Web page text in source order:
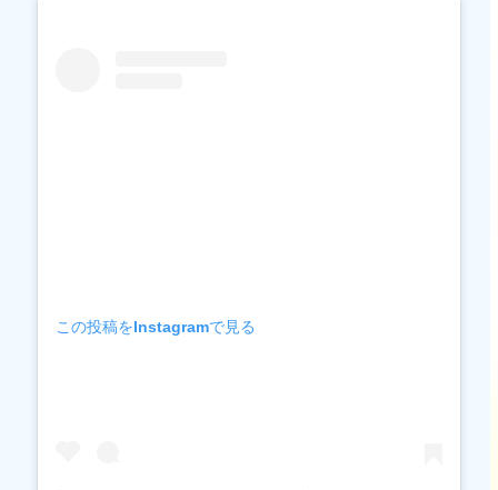
この投稿をInstagramで見る